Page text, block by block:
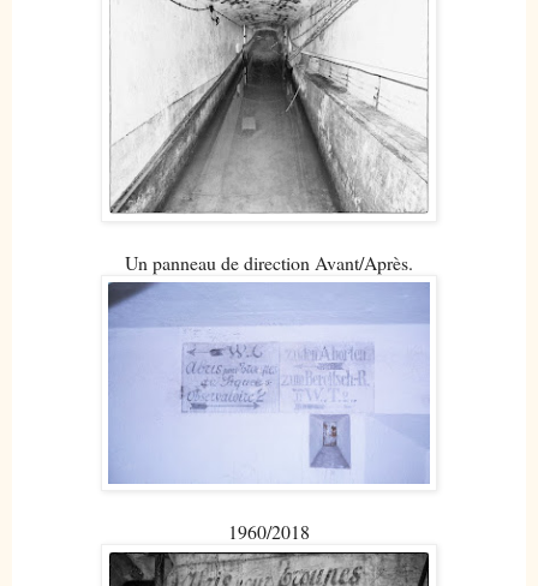
Un panneau de direction Avant/Après.
1960/2018